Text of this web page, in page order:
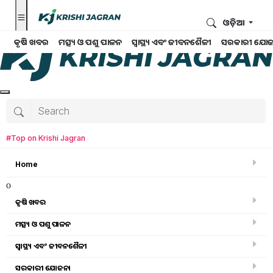
କୃଷି ଖବର ମତ୍ସ୍ୟ ଓ ପଶୁ ପାଳନ ସ୍ୱାସ୍ଥ୍ୟ ଏବଂ ଜୀବନଶୈଳୀ ସରକାରୀ
ଓଡ଼ିଆ
#Top on Krishi Jagran
Home
o
କୃଷି ଖବର
ମତ୍ସ୍ୟ ଓ ପଶୁ ପାଳନ
ସ୍ୱାସ୍ଥ୍ୟ ଏବଂ ଜୀବନଶୈଳୀ
ସରକାରୀ ଯୋଜନା
କୃଷି ବିଶ୍ବକୋଷ